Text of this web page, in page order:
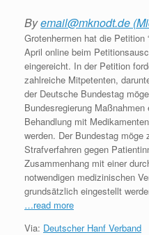
Byemail@mknodt.de
Grotenhermen hat die Petition
April online beim
eingereicht. In der Petition
zahlreiche Mitpetenten,
der Deutsche Bundestag
Bundesregierung
Behandlung mit
werden. Der Bundestag
Strafverfahren gegen
Zusammenhang mit einer
notwendigen medizinischen
grundsätzlich eingestellt
…read more
Via: Deutscher Hanf Verband